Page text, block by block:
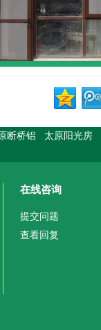
断桥铝 太原阳光房
在线咨询
提交问题
查看回复